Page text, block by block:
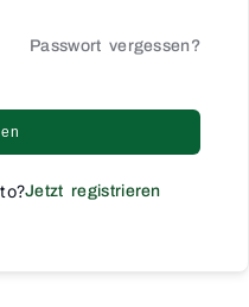
Passwort vergessen?
Jetzt registrieren